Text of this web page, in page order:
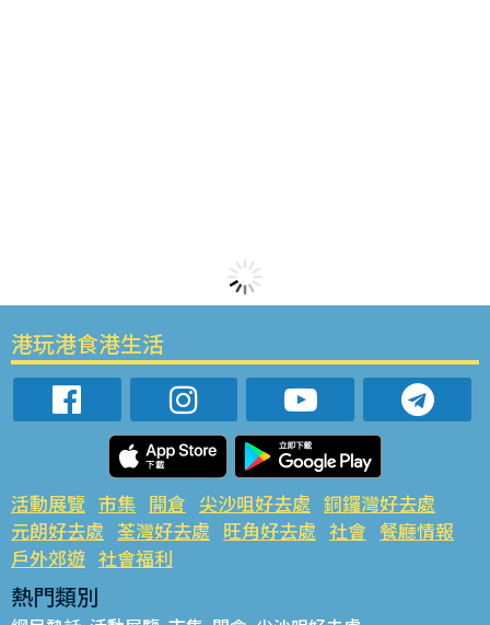
港玩港食港生活
活動展覽 市集 開倉 尖沙咀好去處 銅鑼灣好去處
元朗好去處 荃灣好去處 旺角好去處 社會 餐廳情報
戶外郊遊 社會福利
熱門類別